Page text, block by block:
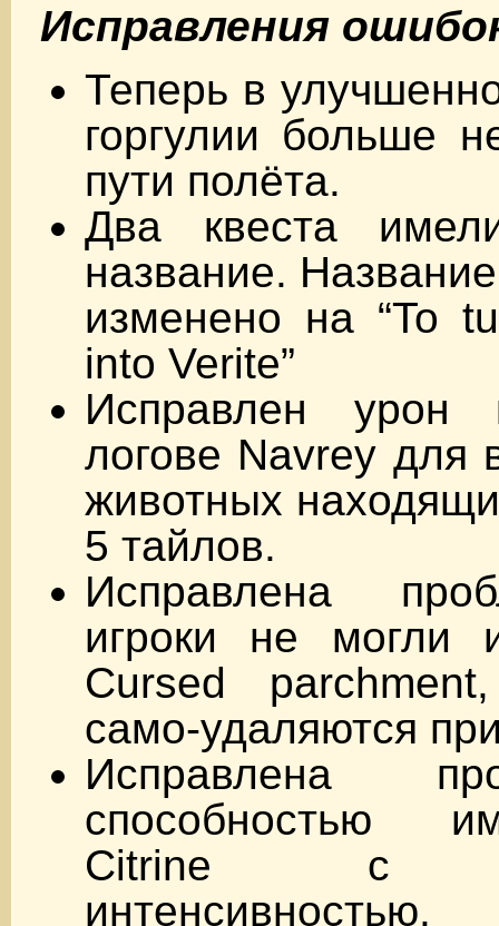
Исправления
Теперь в
горгулии больше
пути полёта.
Два квеста
название.
изменено на “To
into Verite”
Исправлен урон
логове Navrey для
животных
5 тайлов.
Исправлена
игроки не могли
Cursed
само-удаляются
Исправлена
способностью
Citrine с
интенсивностью.